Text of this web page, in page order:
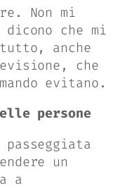
Non mi
dicono che mi
tutto, anche
che
evitano.
persone
un
a